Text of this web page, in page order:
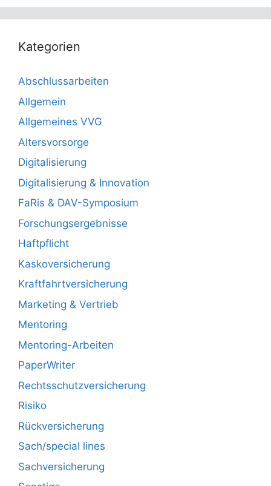
Kategorien
Abschlussarbeiten
Allgemein
Allgemeines VVG
Altersvorsorge
Digitalisierung
Digitalisierung & Innovation
FaRis & DAV-Symposium
Forschungsergebnisse
Haftpflicht
Kaskoversicherung
Kraftfahrtversicherung
Marketing & Vertrieb
Mentoring
Mentoring-Arbeiten
PaperWriter
Rechtsschutzversicherung
Risiko
Rückversicherung
Sach/special lines
Sachversicherung